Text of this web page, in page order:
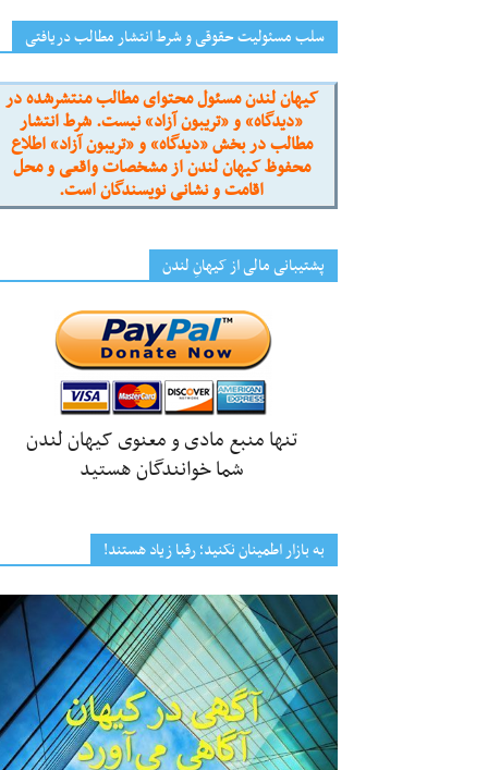
سلب مسئولیت حقوقی و شرط انتشار مطالب دریافتی
کیهان لندن مسئول محتوای مطالب منتشرشده در
«دیدگاه» و «تریبون آزاد» نیست. شرط انتشار
مطالب در بخش «دیدگاه» و «تریبون آزاد» اطلاع
محفوظ کیهان لندن از مشخصات واقعی و محل
اقامت و نشانی نویسندگان است.
پشتیبانی مالی از کیهانِ لندن
تنها منبع مادی و معنوی کیهان لندن
شما خوانندگان هستید
به بازار اطمینان نکنید؛ رقبا زیاد هستند!